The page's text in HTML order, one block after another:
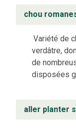
chou
Variété de
verdâtre,
de
disposées
aller planter